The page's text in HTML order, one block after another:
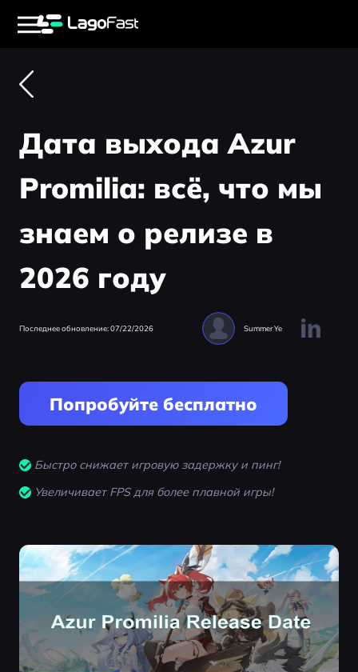
Дата выхода Azur
Promilia: всё, что мы
знаем о релизе в
2026 году
Последнее обновление: 07/22/2026 Summer Ye
Попробуйте бесплатно
Быстро снижает игровую задержку и пинг!
Увеличивает FPS для более плавной игры!